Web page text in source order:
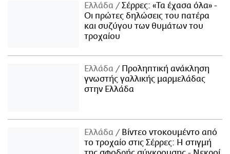
Ελλάδα
Σέρρες: «Τα έχασα όλα» -
Οι πρώτες δηλώσεις του πατέρα
και συζύγου των θυμάτων του
τροχαίου
Ελλάδα
Προληπτική ανάκληση
γνωστής γαλλικής μαρμελάδας
στην Ελλάδα
Ελλάδα
Βίντεο ντοκουμέντο από
το τροχαίο στις Σέρρες: Η στιγμή